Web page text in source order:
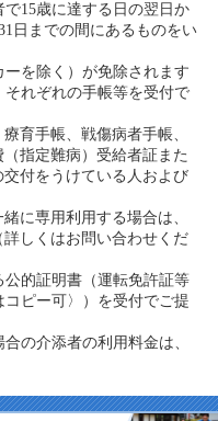
15歳に達する日の翌日か
日までの間にあるものをい
を除く）が免除されます
それぞれの手帳等を受付で
育手帳、戦傷病者手帳、
指定難病）受給者証また
付をうけている人および
に専用利用する場合は、
しくはお問い合わせくだ
的証明書（運転免許証等
コピー可〉）を受付でご提
の介添者の利用料金は、